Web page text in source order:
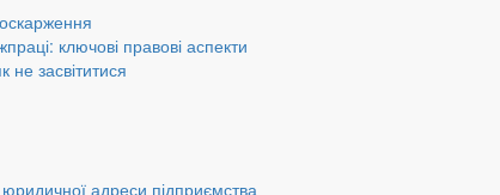
оскарження
ключові правові аспекти
не засвітитися
адреси підприємства